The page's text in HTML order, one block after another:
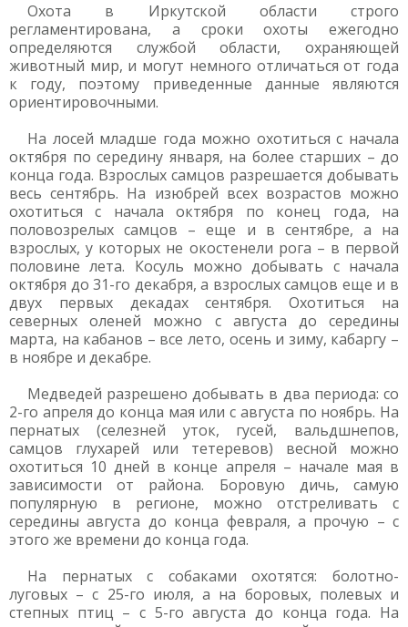
Охота в Иркутской области строго
регламентирована, а сроки охоты ежегодно
определяются службой области, охраняющей
животный мир, и могут немного отличаться от года
к году, поэтому приведенные данные являются
ориентировочными.
На лосей младше года можно охотиться с начала
октября по середину января, на более старших – до
конца года. Взрослых самцов разрешается добывать
весь сентябрь. На изюбрей всех возрастов можно
охотиться с начала октября по конец года, на
половозрелых самцов – еще и в сентябре, а на
взрослых, у которых не окостенели рога – в первой
половине лета. Косуль можно добывать с начала
октября до 31-го декабря, а взрослых самцов еще и в
двух первых декадах сентября. Охотиться на
северных оленей можно с августа до середины
марта, на кабанов – все лето, осень и зиму, кабаргу –
в ноябре и декабре.
Медведей разрешено добывать в два периода: со
2-го апреля до конца мая или с августа по ноябрь. На
пернатых (селезней уток, гусей, вальдшнепов,
самцов глухарей или тетеревов) весной можно
охотиться 10 дней в конце апреля – начале мая в
зависимости от района. Боровую дичь, самую
популярную в регионе, можно отстреливать с
середины августа до конца февраля, а прочую – с
этого же времени до конца года.
На пернатых с собаками охотятся: болотно-
луговых – с 25-го июля, а на боровых, полевых и
степных птиц – с 5-го августа до конца года. На